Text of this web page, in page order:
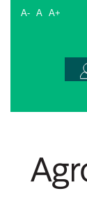
A- A A+